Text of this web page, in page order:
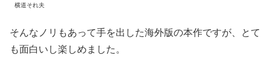
横道それ夫
そんなノリもあって手を出した海外版の本作ですが、とて
も面白いし楽しめました。